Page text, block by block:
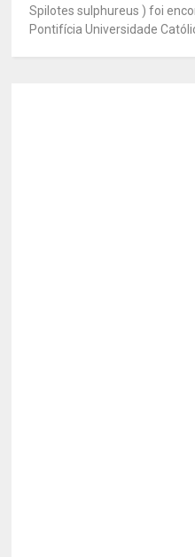
Spilotes sulphureus ) foi
Pontifícia Universidade